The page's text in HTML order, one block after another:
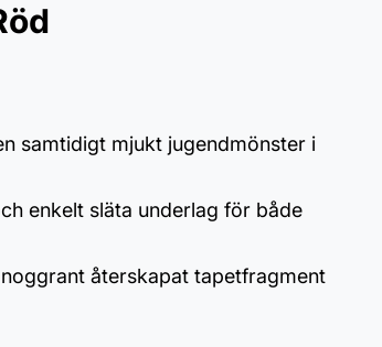
samtidigt mjukt jugendmönster i
enkelt släta underlag för både
återskapat tapetfragment